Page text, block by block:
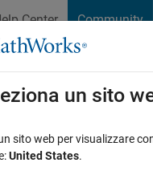
Center Community
Exchange Cody
Risposta
un sito
sito web per visualizzare
United States.